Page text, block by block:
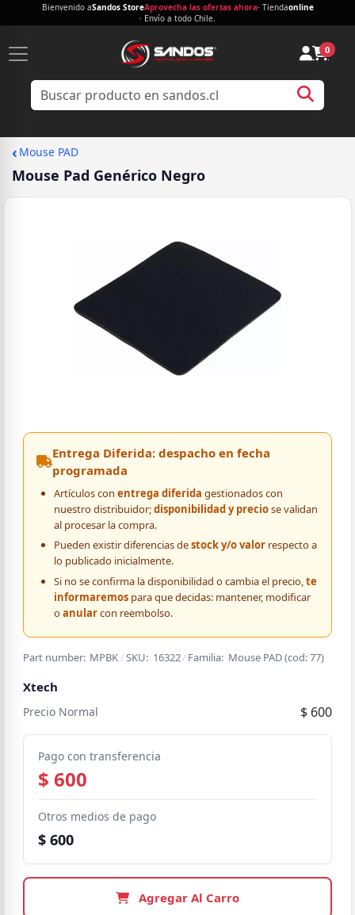
Bienvenido aSandos StoreAprovecha las ofertas ahora· Tiendaonline
· Envío a todo Chile.
0
‹ Mouse PAD
Mouse Pad Genérico Negro
Entrega Diferida: despacho en fecha
programada
Artículos con entrega diferida gestionados con
nuestro distribuidor;disponibilidad y preciose validan
al procesar la compra.
Pueden existir diferencias destock y/o valorrespecto a
lo publicado inicialmente.
Si no se confirma la disponibilidad o cambia el precio,te
informaremospara que decidas: mantener, modificar
oanularcon reembolso.
Part number: MPBK /SKU: 16322/Familia: Mouse PAD(cod:77)
Xtech
Precio Normal $ 600
Pago con transferencia
$ 600
Otros medios de pago
$ 600
Agregar Al Carro